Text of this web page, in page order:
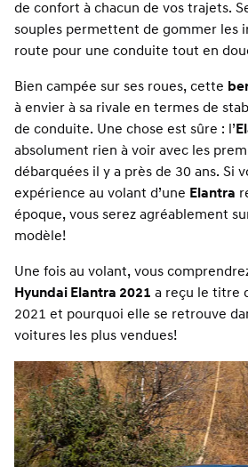
de confort à chacun de vos trajets.
souples permettent de gommer les
route pour une conduite tout en
Bien campée sur ses roues, cette
à envier à sa rivale en termes de
de conduite. Une chose est sûre : l’
absolument rien à voir avec les
débarquées il y a près de 30 ans. Si
expérience au volant d’une Elantra
époque, vous serez agréablement
modèle!
Une fois au volant, vous
Hyundai Elantra 2021 a reçu le titre
2021 et pourquoi elle se retrouve
voitures les plus vendues!